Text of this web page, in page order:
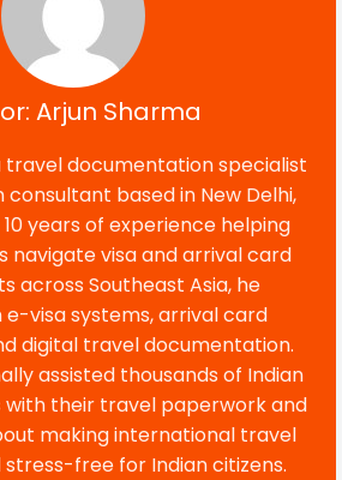
Arjun Sharma
travel documentation specialist
based in New Delhi,
years of experience helping
navigate visa and arrival card
across Southeast Asia, he
e-visa systems, arrival card
digital travel documentation.
assisted thousands of Indian
with their travel paperwork and
making international travel
free for Indian citizens.